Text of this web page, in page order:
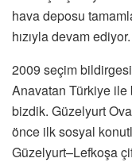
hava deposu
hızıyla devam ediyor.
2009 seçim
Anavatan Türkiye
bizdik. Güzelyurt
önce ilk sosyal
Güzelyurt–Lefkoşa